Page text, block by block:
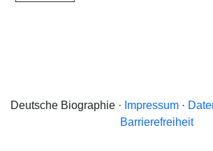
Deutsche Biographie · Impressum·
Barrierefreiheit